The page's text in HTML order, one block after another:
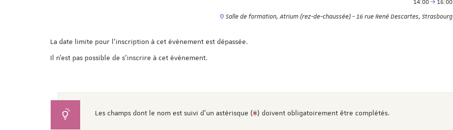
14:00
16:00
Salle de formation, Atrium (rez-de-chaussée) - 16 rue René Descartes, Strasbourg
La date limite pour l'inscription à cet évènement est dépassée.
Il n'est pas possible de s'inscrire à cet évènement.
Les champs dont le nom est suivi d'un astérisque ( ) doivent obligatoirement être complétés.